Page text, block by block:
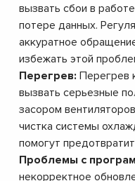
вызвать сбои в
потере данных.
аккуратное
избежать этой
Перегрев: Перегрев
вызвать серьезные
засором
чистка системы
помогут
Проблемы с
некорректное